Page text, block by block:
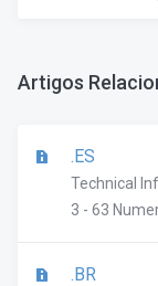
Artigos
.ES
Technical
3 - 63
.BR